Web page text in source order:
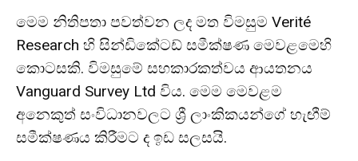
මෙම නිතිපතා පවත්වන ලද මත විමසුම Verité
Research හි සින්ඩිකේටඩ් සමීක්ෂණ මෙවළමෙහි
කොටසකි. විමසුමේ සහකාරකත්වය ආයතනය
Vanguard Survey Ltd විය. මෙම මෙවළම
අනෙකුත් සංවිධානවලට ශ්‍රී ලාංකිකයන්ගේ හැඟීම්
සමීක්ෂණය කිරීමට ද ඉඩ සලසයි.